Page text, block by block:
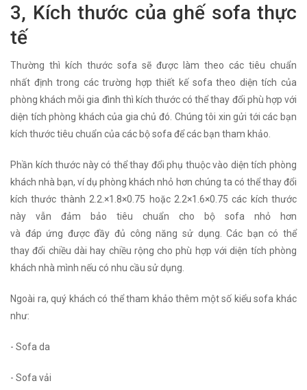
3, Kích thước của ghế sofa thực
tế
Thường thì kích thước sofa sẽ được làm theo các tiêu chuẩn
nhất định trong các trường hợp thiết kế sofa theo diện tích của
phòng khách mỗi gia đình thì kích thước có thể thay đổi phù hợp với
diện tích phòng khách của gia chủ đó. Chúng tôi xin gửi tới các bạn
kích thước tiêu chuẩn của các bộ sofa để các bạn tham khảo.
Phần kích thước này có thể thay đổi phụ thuộc vào diện tích phòng
khách nhà bạn, ví dụ phòng khách nhỏ hơn chúng ta có thể thay đổi
kích thước thành 2.2.×1.8×0.75 hoặc 2.2×1.6×0.75 các kích thước
này vẫn đảm bảo tiêu chuẩn cho bộ sofa nhỏ hơn
và đáp ứng được đầy đủ công năng sử dụng. Các bạn có thể
thay đổi chiều dài hay chiều rộng cho phù hợp với diện tích phòng
khách nhà mình nếu có nhu cầu sử dụng.
Ngoài ra, quý khách có thể tham khảo thêm một số kiểu sofa khác
như:
- Sofa da
- Sofa vải